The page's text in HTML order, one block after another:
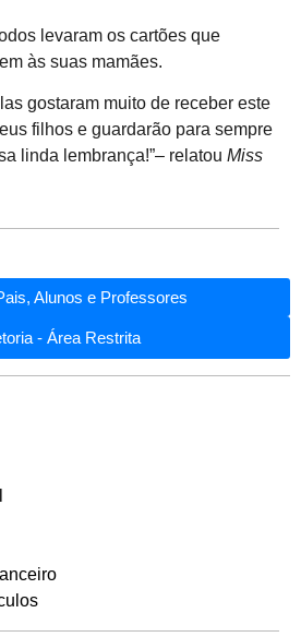
levaram os cartões que
às suas mamães.
gostaram muito de receber este
filhos e guardarão para sempre
linda lembrança!”– relatou Miss
Alunos e Professores
- Área Restrita